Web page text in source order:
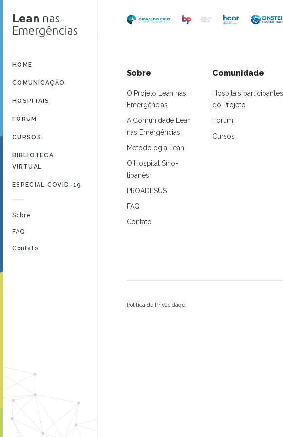
Lean nas
Emergências
HOME
COMUNICAÇÃO
HOSPITAIS
FÓRUM
CURSOS
BIBLIOTECA
VIRTUAL
ESPECIAL COVID-19
Sobre
FAQ
Contato
Sobre
O Projeto Lean nas
Emergências
A Comunidade Lean
nas Emergências
Metodologia Lean
O Hospital Sírio-
libanês
PROADI-SUS
FAQ
Contato
Comunidade
Hospitais participantes
do Projeto
Forum
Cursos
Política de Privacidade